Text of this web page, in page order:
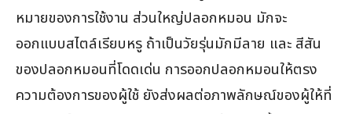
หมายของการใช้งาน ส่วนใหญ่ปลอกหมอน มักจะ
ออกแบบสไตล์เรียบหรู ถ้าเป็นวัยรุ่นมักมีลาย และ สีสัน
ของปลอกหมอนที่โดดเด่น การออกปลอกหมอนให้ตรง
ความต้องการของผู้ใช้ ยังส่งผลต่อภาพลักษณ์ของผู้ให้ที่